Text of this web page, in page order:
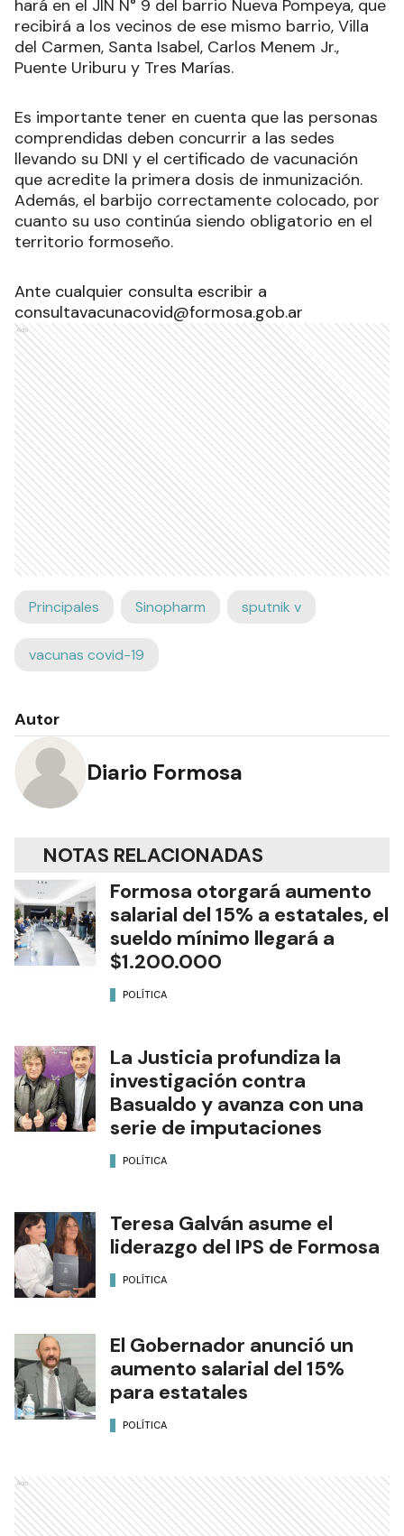
hará en el JIN N° 9 del barrio Nueva Pompeya, que
recibirá a los vecinos de ese mismo barrio, Villa
del Carmen, Santa Isabel, Carlos Menem Jr.,
Puente Uriburu y Tres Marías.
Es importante tener en cuenta que las personas
comprendidas deben concurrir a las sedes
llevando su DNI y el certificado de vacunación
que acredite la primera dosis de inmunización.
Además, el barbijo correctamente colocado, por
cuanto su uso continúa siendo obligatorio en el
territorio formoseño.
Ante cualquier consulta escribir a
consultavacunacovid@formosa.gob.ar
Ads
Principales Sinopharm sputnik v
vacunas covid-19
Autor
Diario Formosa
NOTAS RELACIONADAS
Formosa otorgará aumento
salarial del 15% a estatales, el
sueldo mínimo llegará a
$1.200.000
POLÍTICA
La Justicia profundiza la
investigación contra
Basualdo y avanza con una
serie de imputaciones
POLÍTICA
Teresa Galván asume el
liderazgo del IPS de Formosa
POLÍTICA
El Gobernador anunció un
aumento salarial del 15%
para estatales
POLÍTICA
Ads